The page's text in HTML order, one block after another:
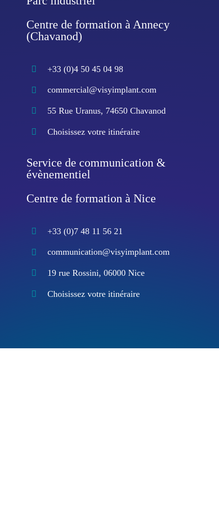
Centre de formation à Annecy
(Chavanod)
+33 (0)4 50 45 04 98
commercial@visyimplant.com
55 Rue Uranus, 74650 Chavanod
Choisissez votre itinéraire
Service de communication &
évènementiel
Centre de formation à Nice
+33 (0)7 48 11 56 21
communication@visyimplant.com
19 rue Rossini, 06000 Nice
Choisissez votre itinéraire